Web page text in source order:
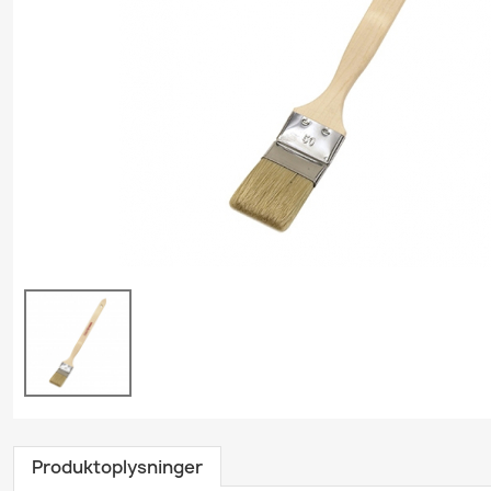
Gulvvask &
Køkkenrengøring
Personlig
Polishprodukter
Sanitetsprodukter
Træ- &
Produktoplysninger